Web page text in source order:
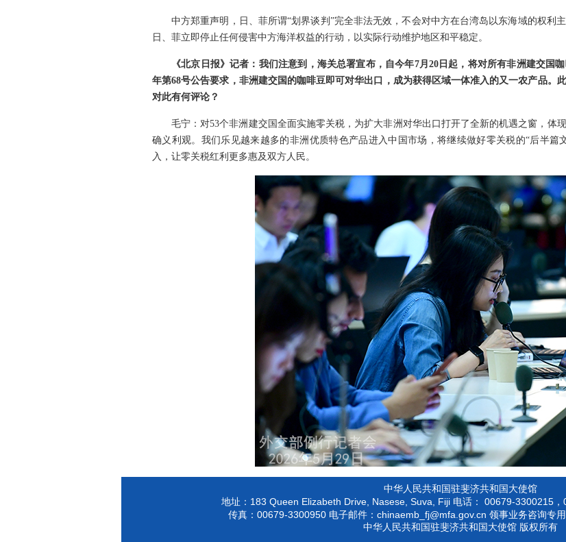
中方郑重声明，日、菲所谓“划界谈判”完全非法无效，不会对中方在台湾岛以东海域的权利
日、菲立即停止任何侵害中方海洋权益的行动，以实际行动维护地区和平稳定。
《北京日报》记者：我们注意到，海关总署宣布，自今年7月20日起，将对所有非洲建交国
年第68号公告要求，非洲建交国的咖啡豆即可对华出口，成为获得区域一体准入的又一农产品。
对此有何评论？
毛宁：对53个非洲建交国全面实施零关税，为扩大非洲对华出口打开了全新的机遇之窗，体
确义利观。我们乐见越来越多的非洲优质特色产品进入中国市场，将继续做好零关税的“后半篇
入，让零关税红利更多惠及双方人民。
中华人民共和国驻斐济共和国大使馆
地址： 183 Queen Elizabeth Drive, Nasese, Suva, Fiji 电话： 00679-3300215，
传真： 00679-3300950 电子邮件： chinaemb_fj@mfa.gov.cn 领事业务咨询专用
中华人民共和国驻斐济共和国大使馆 版权所有